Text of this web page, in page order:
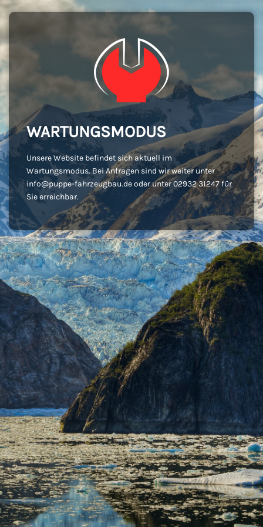
WARTUNGSMODUS
Unsere Website befindet sich aktuell im
Wartungsmodus. Bei Anfragen sind wir weiter unter
info@puppe-fahrzeugbau.de oder unter 02932 31247 für
Sie erreichbar.